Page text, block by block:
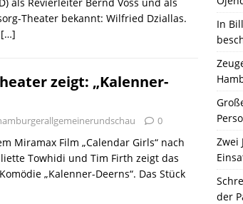
Theater bekannt: Wilfried Dziallas.
[…]
zeigt: „Kalenner-
0
Miramax Film „Calendar Girls“ nach
Towhidi und Tim Firth zeigt das
„Kalenner-Deerns“. Das Stück
In
Zwei
der